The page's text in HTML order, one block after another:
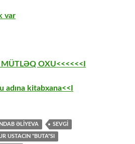
var
OXU<<<<<<I
adına kitabxana<<I
ƏLIYEVA SEVGİ
USTACIN "BUTA"SI